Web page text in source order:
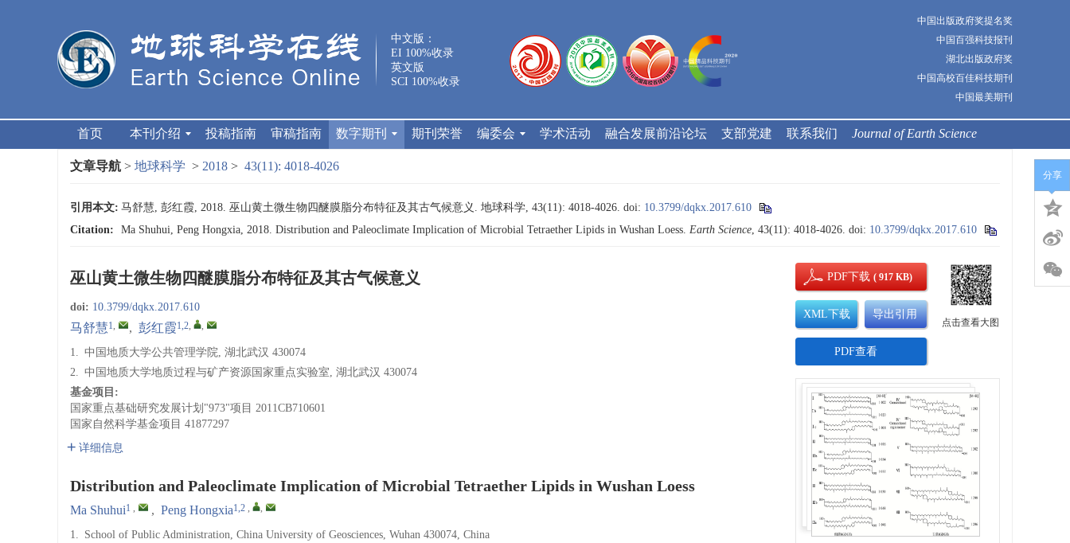
中文版：
EI 100%收录
英文版
SCI 100%收录
中国出版政府奖提名奖
中国百强科技报刊
湖北出版政府奖
中国高校百佳科技期刊
中国最美期刊
首页 本刊介绍 投稿指南 审稿指南 数字期刊 期刊荣誉 编委会 学术活动 融合发展前沿论坛 支部党建 联系我们 Journal of Earth Science
文章导航 > 地球科学 > 2018 > 43(11): 4018-4026
引用本文: 马舒慧, 彭红霞, 2018. 巫山黄土微生物四醚膜脂分布特征及其古气候意义. 地球科学, 43(11): 4018-4026. doi: 10.3799/dqkx.2017.610
Citation:
Ma Shuhui, Peng Hongxia, 2018. Distribution and Paleoclimate Implication of Microbial Tetraether Lipids in Wushan Loess. Earth Science, 43(11): 4018-4026. doi: 10.3799/dqkx.2017.610
巫山黄土微生物四醚膜脂分布特征及其古气候意义
doi: 10.3799/dqkx.2017.610
马舒慧1, , 彭红霞1,2, ,
1. 中国地质大学公共管理学院, 湖北武汉 430074
2. 中国地质大学地质过程与矿产资源国家重点实验室, 湖北武汉 430074
基金项目:
国家重点基础研究发展计划"973"项目 2011CB710601
国家自然科学基金项目 41877297
详细信息
Distribution and Paleoclimate Implication of Microbial Tetraether Lipids in Wushan Loess
Ma Shuhui1 , , Peng Hongxia1,2 , ,
1. School of Public Administration, China University of Geosciences, Wuhan 430074, China
PDF下载( 917 KB)
XML下载 导出引用
PDF查看
点击查看大图
分享